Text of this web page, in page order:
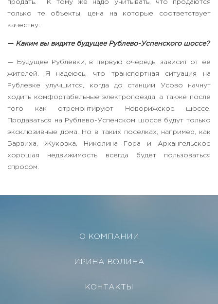
продать. К тому же надо учитывать, что продаются
только те объекты, цена на которые соответствует
качеству.
— Каким вы видите будущее Рублево-Успенского шоссе?
— Будущее Рублевки, в первую очередь, зависит от ее
жителей. Я надеюсь, что транспортная ситуация на
Рублевке улучшится, когда до станции Усово начнут
ходить комфортабельные электропоезда, а также после
того как отремонтируют Новорижское шоссе.
Продаваться на Рублево-Успенском шоссе будут только
эксклюзивные дома. Но в таких поселках, например, как
Барвиха, Жуковка, Николина Гора и Архангельское
хорошая недвижимость всегда будет пользоваться
спросом.
О КОМПАНИИ
ИРИНА ВОЛИНА
КОНТАКТЫ